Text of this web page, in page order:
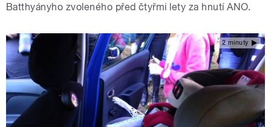
Batthyányho zvoleného před čtyřmi lety za hnutí ANO.
2 minuty